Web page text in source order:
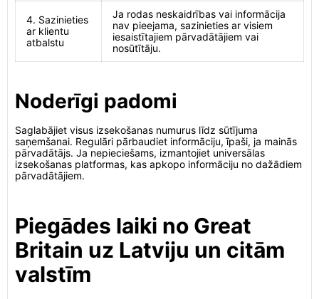
4. Sazinieties
ar klientu
atbalstu
Ja rodas neskaidrības vai informācija
nav pieejama, sazinieties ar visiem
iesaistītajiem pārvadātājiem vai
nosūtītāju.
Noderīgi padomi
Saglabājiet visus izsekošanas numurus līdz sūtījuma
saņemšanai. Regulāri pārbaudiet informāciju, īpaši, ja mainās
pārvadātājs. Ja nepieciešams, izmantojiet universālas
izsekošanas platformas, kas apkopo informāciju no dažādiem
pārvadātājiem.
Piegādes laiki no Great
Britain uz Latviju un citām
valstīm